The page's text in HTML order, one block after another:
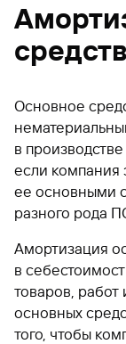
Основное
в
если компания
ее основными
разного рода
Амортизация
в
товаров, работ
основных
того, чтобы